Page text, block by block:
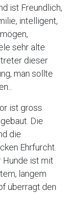
ist Freundlich,
intelligent,
sehr alte
dieser
man sollte
ist gross
Die
die
Ehrfurcht.
Hunde ist mit
langem
überragt den